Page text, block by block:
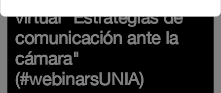
virtual "Estrategias de
comunicación ante la
cámara"
(#webinarsUNIA)